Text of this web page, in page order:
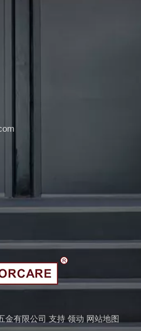
金有限公司 支持 领动 网站地图